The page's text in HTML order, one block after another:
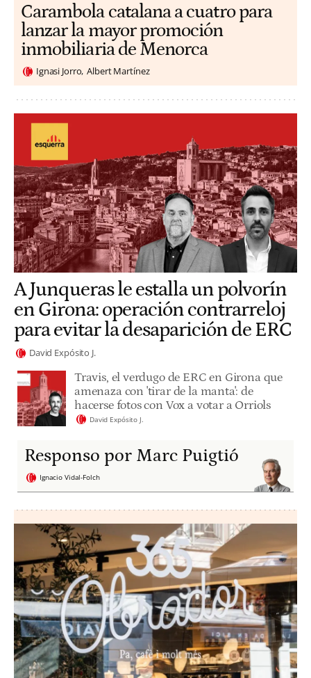
Carambola catalana a cuatro para
lanzar la mayor promoción
inmobiliaria de Menorca
Ignasi Jorro Albert Martínez
A Junqueras le estalla un polvorín
en Girona: operación contrarreloj
para evitar la desaparición de ERC
David Expósito J.
Travis, el verdugo de ERC en Girona que
amenaza con 'tirar de la manta': de
hacerse fotos con Vox a votar a Orriols
David Expósito J.
Responso por Marc Puigtió
Ignacio Vidal-Folch